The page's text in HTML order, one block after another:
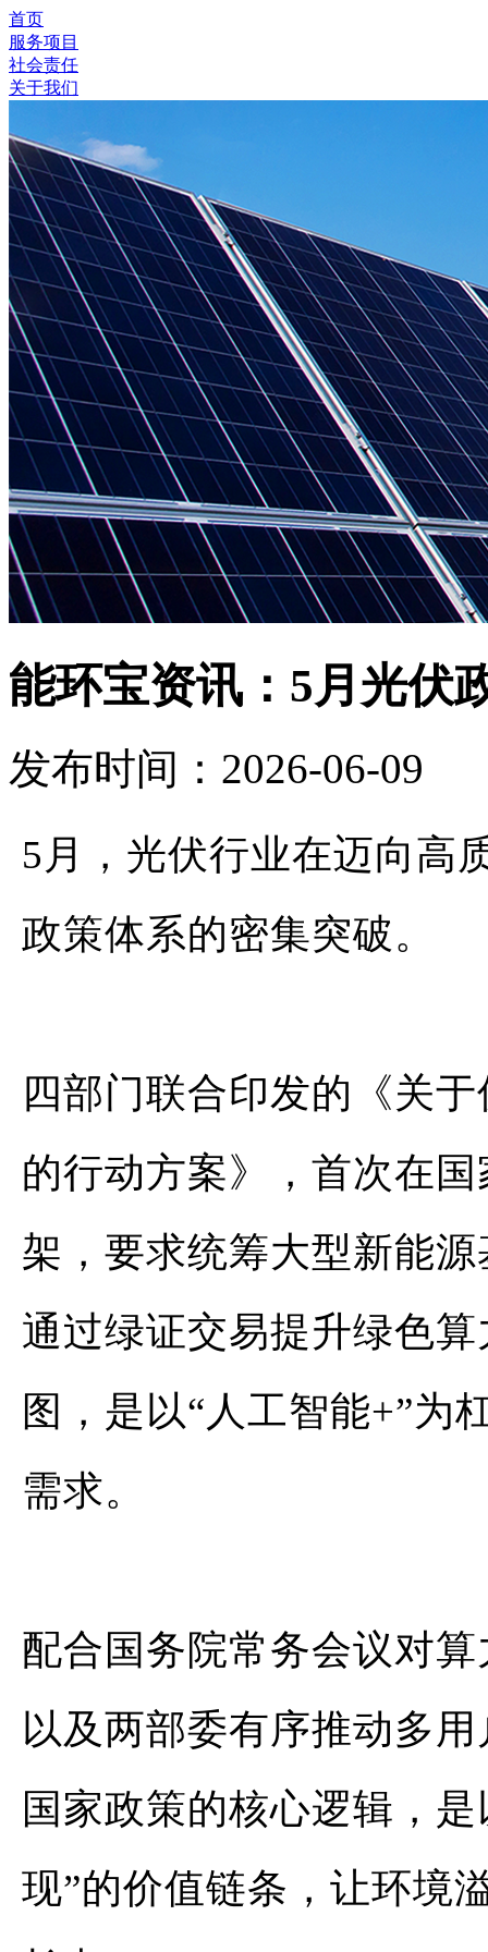
首页
服务项目
社会责任
关于我们
能环宝资讯：5月光伏
发布时间：2026-06-09
5月，光伏行业在迈向高
政策体系的密集突破。
四部门联合印发的《关
的行动方案》，首次在
架，要求统筹大型新能
通过绿证交易提升绿色
图，是以“人工智能+”为
需求。
配合国务院常务会议对
以及两部委有序推动多用
国家政策的核心逻辑，
现”的价值链条，让环境